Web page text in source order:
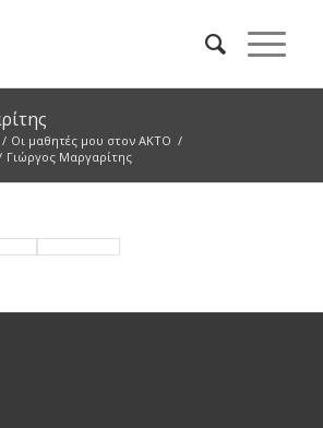
/ Οι μαθητές μου στον ΑΚΤΟ /
Γιώργος Μαργαρίτης